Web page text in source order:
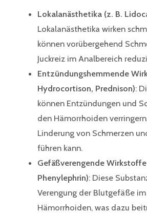
Lokalanästhetika (z. B.
Lokalanästhetika wirken
können vorübergehend
Juckreiz im Analbereich
Entzündungshemmende
Hydrocortison, Prednison):
können Entzündungen und
den Hämorrhoiden
Linderung von Schmerzen
führen kann.
Gefäßverengende Wirkstoffe
Phenylephrin): Diese
Verengung der Blutgefäße
Hämorrhoiden, was dazu